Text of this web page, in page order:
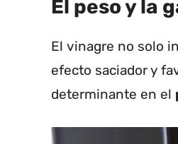
El peso y la
El vinagre no solo
efecto saciador y
determinante en el